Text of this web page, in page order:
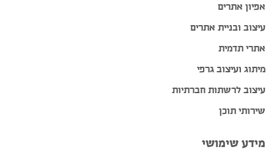
אפיון אתרים
עיצוב ובניית אתרים
אתרי תדמית
מיתוג ועיצוב גרפי
עיצוב לרשתות חברתיות
שירותי תוכן
מידע שימושי